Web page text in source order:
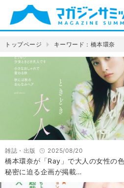
トップページ キーワード：橋本環奈
雑誌・出版 2025/08/20
橋本環奈が「Ray」で大人の女性の
秘密に迫る企画が掲載…